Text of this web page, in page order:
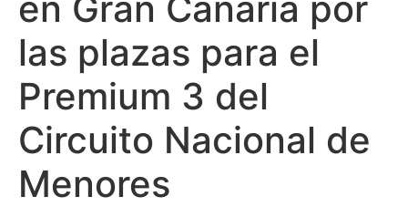
las plazas para el
Premium 3 del
Circuito Nacional de
Menores